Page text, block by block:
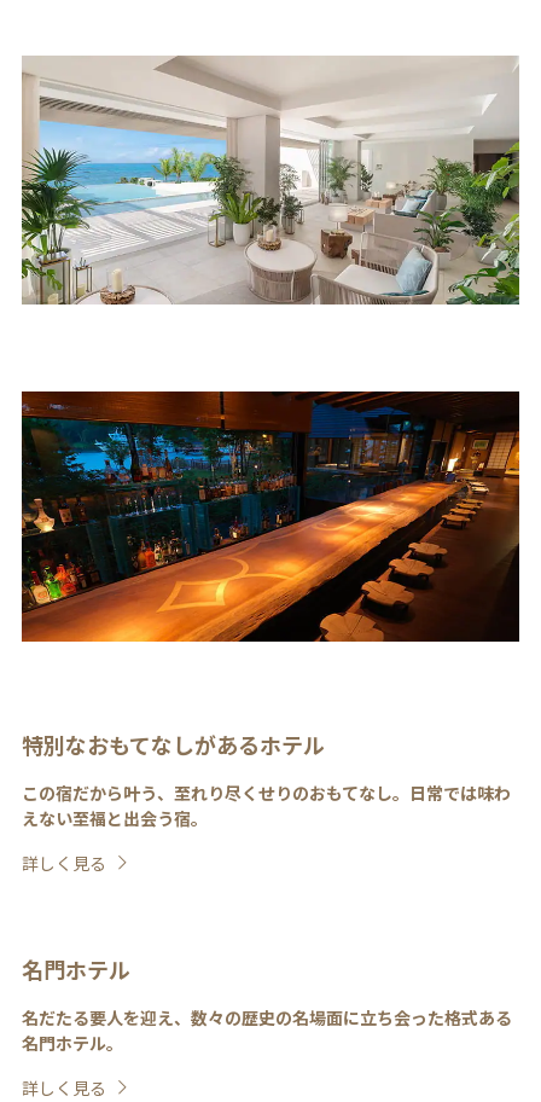
特別なおもてなしがあるホテル
この宿だから叶う、至れり尽くせりのおもてなし。日常では味わ
えない至福と出会う宿。
詳しく見る
名門ホテル
名だたる要人を迎え、数々の歴史の名場面に立ち会った格式ある
名門ホテル。
詳しく見る